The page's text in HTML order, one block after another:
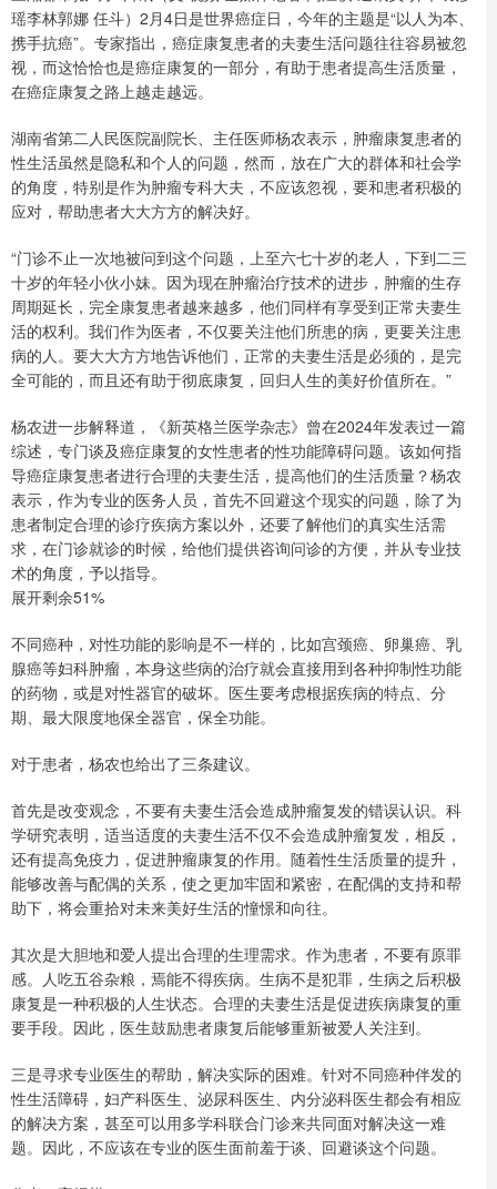
瑶李林郭娜 任斗）2月4日是世界癌症日，今年的主题是“以人为本、
携手抗癌”。专家指出，癌症康复患者的夫妻生活问题往往容易被忽
视，而这恰恰也是癌症康复的一部分，有助于患者提高生活质量，
在癌症康复之路上越走越远。
湖南省第二人民医院副院长、主任医师杨农表示，肿瘤康复患者的
性生活虽然是隐私和个人的问题，然而，放在广大的群体和社会学
的角度，特别是作为肿瘤专科大夫，不应该忽视，要和患者积极的
应对，帮助患者大大方方的解决好。
“门诊不止一次地被问到这个问题，上至六七十岁的老人，下到二三
十岁的年轻小伙小妹。因为现在肿瘤治疗技术的进步，肿瘤的生存
周期延长，完全康复患者越来越多，他们同样有享受到正常夫妻生
活的权利。我们作为医者，不仅要关注他们所患的病，更要关注患
病的人。要大大方方地告诉他们，正常的夫妻生活是必须的，是完
全可能的，而且还有助于彻底康复，回归人生的美好价值所在。”
杨农进一步解释道，《新英格兰医学杂志》曾在2024年发表过一篇
综述，专门谈及癌症康复的女性患者的性功能障碍问题。该如何指
导癌症康复患者进行合理的夫妻生活，提高他们的生活质量？杨农
表示，作为专业的医务人员，首先不回避这个现实的问题，除了为
患者制定合理的诊疗疾病方案以外，还要了解他们的真实生活需
求，在门诊就诊的时候，给他们提供咨询问诊的方便，并从专业技
术的角度，予以指导。
展开剩余51%
不同癌种，对性功能的影响是不一样的，比如宫颈癌、卵巢癌、乳
腺癌等妇科肿瘤，本身这些病的治疗就会直接用到各种抑制性功能
的药物，或是对性器官的破坏。医生要考虑根据疾病的特点、分
期、最大限度地保全器官，保全功能。
对于患者，杨农也给出了三条建议。
首先是改变观念，不要有夫妻生活会造成肿瘤复发的错误认识。科
学研究表明，适当适度的夫妻生活不仅不会造成肿瘤复发，相反，
还有提高免疫力，促进肿瘤康复的作用。随着性生活质量的提升，
能够改善与配偶的关系，使之更加牢固和紧密，在配偶的支持和帮
助下，将会重拾对未来美好生活的憧憬和向往。
其次是大胆地和爱人提出合理的生理需求。作为患者，不要有原罪
感。人吃五谷杂粮，焉能不得疾病。生病不是犯罪，生病之后积极
康复是一种积极的人生状态。合理的夫妻生活是促进疾病康复的重
要手段。因此，医生鼓励患者康复后能够重新被爱人关注到。
三是寻求专业医生的帮助，解决实际的困难。针对不同癌种伴发的
性生活障碍，妇产科医生、泌尿科医生、内分泌科医生都会有相应
的解决方案，甚至可以用多学科联合门诊来共同面对解决这一难
题。因此，不应该在专业的医生面前羞于谈、回避谈这个问题。